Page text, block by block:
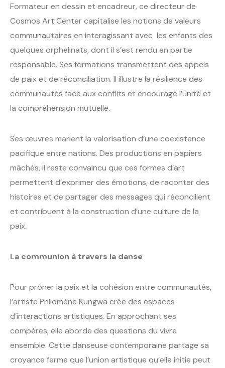
Formateur en dessin et encadreur, ce directeur de
Cosmos Art Center capitalise les notions de valeurs
communautaires en interagissant avec les enfants des
quelques orphelinats, dont il s’est rendu en partie
responsable. Ses formations transmettent des appels
de paix et de réconciliation. Il illustre la résilience des
communautés face aux conflits et encourage l’unité et
la compréhension mutuelle.
Ses œuvres marient la valorisation d’une coexistence
pacifique entre nations. Des productions en papiers
mâchés, il reste convaincu que ces formes d’art
permettent d’exprimer des émotions, de raconter des
histoires et de partager des messages qui réconcilient
et contribuent à la construction d’une culture de la
paix.
La communion à travers la danse
Pour prôner la paix et la cohésion entre communautés,
l’artiste Philomène Kungwa crée des espaces
d’interactions artistiques. En approchant ses
compères, elle aborde des questions du vivre
ensemble. Cette danseuse contemporaine partage sa
croyance ferme que l’union artistique qu’elle initie peut